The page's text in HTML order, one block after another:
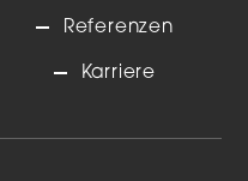
Referenzen
Karriere